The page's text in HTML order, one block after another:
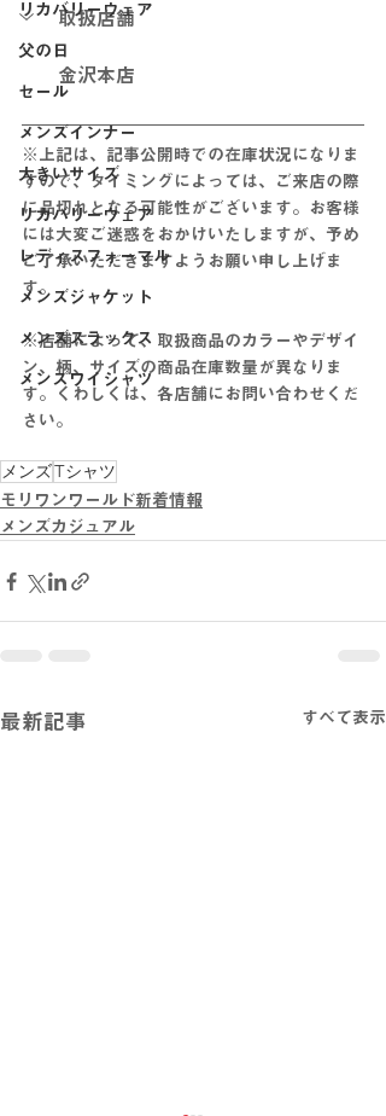
リカバリーウェア
父の日
セール
メンズインナー
大きいサイズ
リカバリーウェア
レディスフォーマル
メンズジャケット
メンズスラックス
メンズワイシャツ
取扱店舗
金沢本店
※上記は、記事公開時での在庫状況になりま
すので、タイミングによっては、ご来店の際
に品切れとなる可能性がございます。お客様
には大変ご迷惑をおかけいたしますが、予め
ご了承いただきますようお願い申し上げま
す。
※店舗によって、取扱商品のカラーやデザイ
ン、柄、サイズの商品在庫数量が異なりま
す。くわしくは、各店舗にお問い合わせくだ
さい。
メンズTシャツ
モリワンワールド新着情報
メンズカジュアル
最新記事 すべて表示